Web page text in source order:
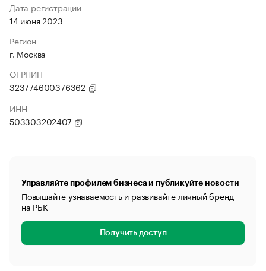
Дата регистрации
14 июня 2023
Регион
г. Москва
ОГРНИП
323774600376362
ИНН
503303202407
Управляйте профилем бизнеса и публикуйте новости
Повышайте узнаваемость и развивайте личный бренд
на РБК
Получить доступ